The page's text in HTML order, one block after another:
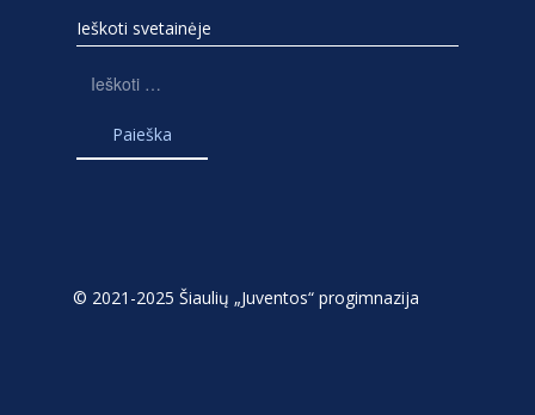
Ieškoti svetainėje
© 2021-2025 Šiaulių „Juventos“ progimnazija